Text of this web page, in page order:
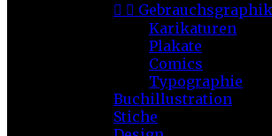
  Gebrauchsgraphik
Karikaturen
Plakate
Comics
Typographie
Buchillustration
Stiche